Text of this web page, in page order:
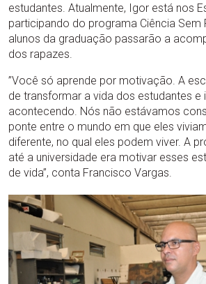
estudantes. Atualmente, Igor está nos
participando do programa Ciência Sem
alunos da graduação passarão a
dos rapazes.
”Você só aprende por motivação. A
de transformar a vida dos estudantes e
acontecendo. Nós não estávamos
ponte entre o mundo em que eles
diferente, no qual eles podem viver. A
até a universidade era motivar esses
de vida”, conta Francisco Vargas.